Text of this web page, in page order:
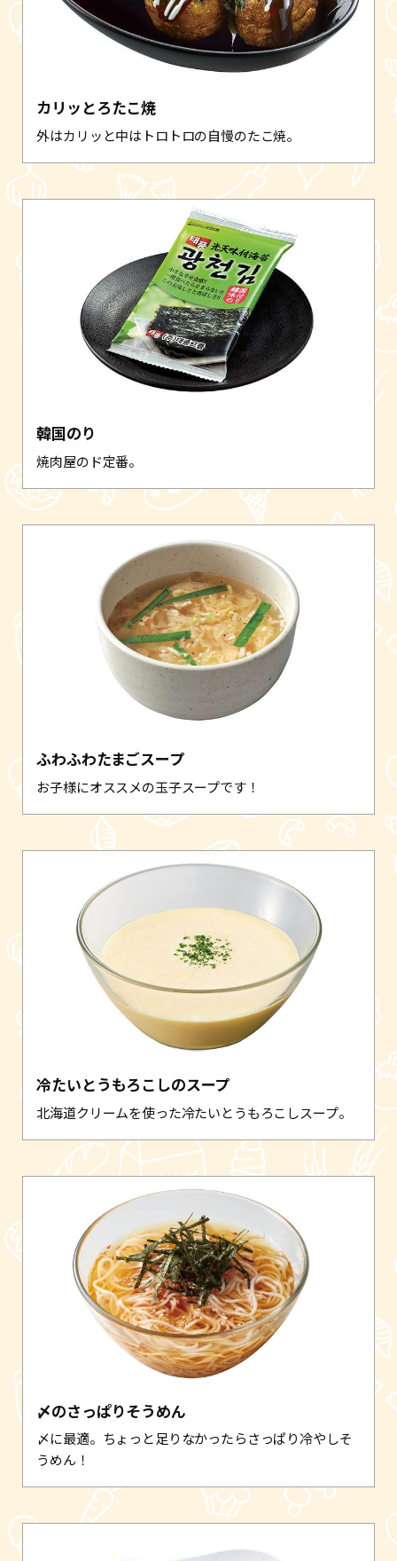
カリッとろたこ焼
外はカリッと中はトロトロの自慢のたこ焼。
韓国のり
焼肉屋のド定番。
ふわふわたまごスープ
お子様にオススメの玉子スープです！
冷たいとうもろこしのスープ
北海道クリームを使った冷たいとうもろこしスープ。
〆のさっぱりそうめん
〆に最適。ちょっと足りなかったらさっぱり冷やしそ
うめん！